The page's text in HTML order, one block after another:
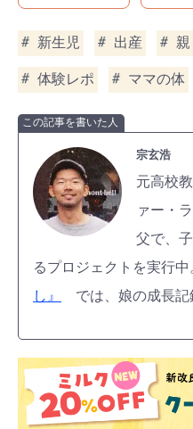
新生児 出産 親
体験レポ ママの体
この記事を書いた人
宗玄浩
元高校
ァー・
父で、
るプロジェクトを実行
し』
では、娘の成長記